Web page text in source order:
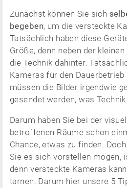
Zunächst können Sie sich
begeben, um die versteckte
Tatsächlich haben diese
Größe, denn neben der
die Technik dahinter.
Kameras für den
müssen die Bilder irgendwie
gesendet werden, was
Darum haben Sie bei der
betroffenen Räume schon
Chance, etwas zu finden.
Sie es sich vorstellen mögen,
denn versteckte Kameras
tarnen. Darum hier unsere 5